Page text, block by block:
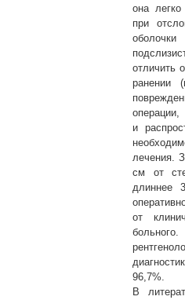
она
при
отличить
ранении
и
лечения.
см от
длиннее
от
96,7%.
В